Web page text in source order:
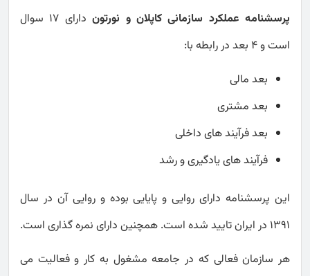
پرسشنامه عملکرد سازمانی کاپلان و نورتون
دارای 17 سوال
است و 4 بعد در رابطه با:
بعد مالی
بعد مشتری
بعد فرآیند های داخلی
فرآیند های یادگیری و رشد
این پرسشنامه دارای روایی و پایایی بوده و روایی آن در سال
1391 در ایران تایید شده است. همچنین دارای نمره گذاری است.
هر سازمان فعالی که در جامعه مشغول به کار و فعالیت می